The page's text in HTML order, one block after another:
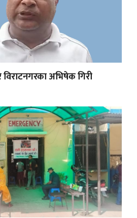
विराटनगरका अभिषेक गिरी